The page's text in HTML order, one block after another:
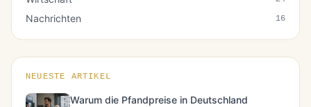
Nachrichten 16
NEUESTE ARTIKEL
Warum die Pfandpreise in Deutschland